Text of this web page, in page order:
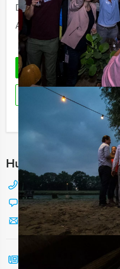
Duur:
4 uur
Aantal:
Minimaal 12
Ik heb
Hulp nodig bij het
088 428 81 17
Chat met Jeroen
Stuur ons een mailtje